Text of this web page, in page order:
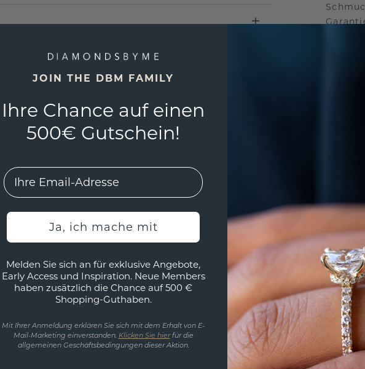
keine
JOIN THE DBM FAMILY
Ihre Chance auf einen
500€ Gutschein!
EMail
Ja, ich mache mit
Melden Sie sich an für exklusive Angebote,
Early Access und Inspiration. Neue Members
haben zusätzlich die Chance auf 500 €
Shopping-Guthaben.
Mit Ihrer Anmeldung erklären Sie sich mit dem Erhalt von E-
Mail-Marketing einverstanden. Klicken Sie hierfür die
allgemeinen Geschäftsbedingungen dieser Aktion.